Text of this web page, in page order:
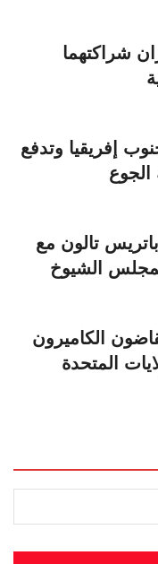
شراكتهما
إفريقيا وتدفع
الجوع
تالون مع
الشيوخ
يقاضون الكاميرون
المتحدة